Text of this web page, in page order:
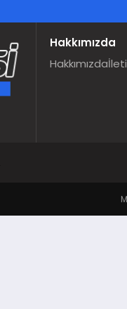
Hakkımızda
Hakkımızda